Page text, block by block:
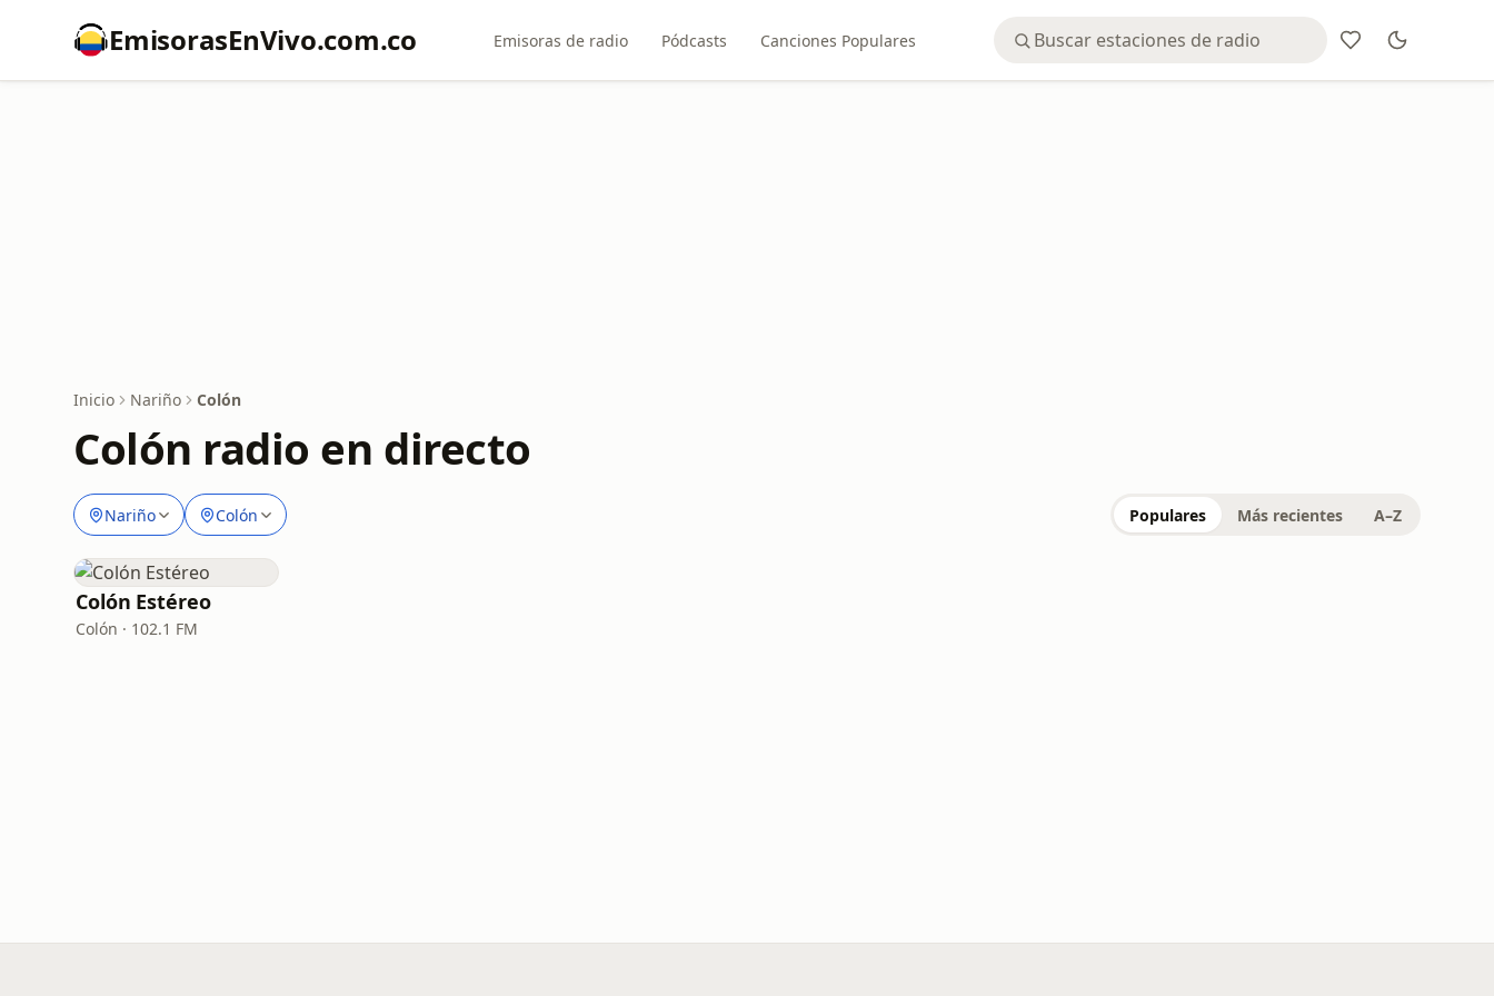
EmisorasEnVivo.com.co Emisoras de radio Pódcasts Canciones Populares
Inicio Nariño Colón
Colón radio en directo
Nariño Colón Populares Más recientes A–Z
Colón Estéreo
Colón · 102.1 FM